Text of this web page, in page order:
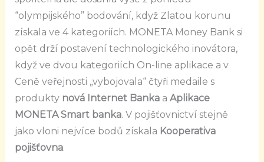
“olympijského” bodování, když Zlatou korunu
získala ve 4 kategoriích. MONETA Money Bank si
opět drží postavení technologického inovátora,
když ve dvou kategoriích On-line aplikace a v
Ceně veřejnosti „vybojovala“ čtyři medaile s
produkty nová Internet Bankaa Aplikace
MONETA Smart banka. V pojišťovnictví stejně
jako vloni nejvíce bodů získala Kooperativa
pojišťovna.